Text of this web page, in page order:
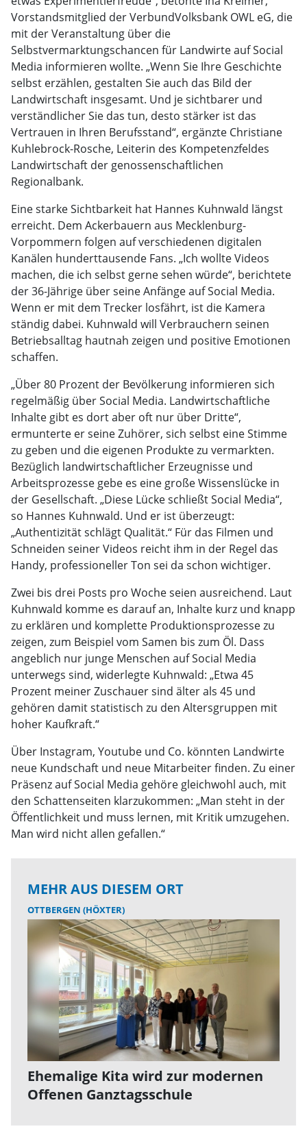
Vorstandsmitglied der VerbundVolksbank OWL eG, die
mit der Veranstaltung über die
Selbstvermarktungschancen für Landwirte auf Social
Media informieren wollte. „Wenn Sie Ihre Geschichte
selbst erzählen, gestalten Sie auch das Bild der
Landwirtschaft insgesamt. Und je sichtbarer und
verständlicher Sie das tun, desto stärker ist das
Vertrauen in Ihren Berufsstand“, ergänzte Christiane
Kuhlebrock-Rosche, Leiterin des Kompetenzfeldes
Landwirtschaft der genossenschaftlichen
Regionalbank.
Eine starke Sichtbarkeit hat Hannes Kuhnwald längst
erreicht. Dem Ackerbauern aus Mecklenburg-
Vorpommern folgen auf verschiedenen digitalen
Kanälen hunderttausende Fans. „Ich wollte Videos
machen, die ich selbst gerne sehen würde“, berichtete
der 36-Jährige über seine Anfänge auf Social Media.
Wenn er mit dem Trecker losfährt, ist die Kamera
ständig dabei. Kuhnwald will Verbrauchern seinen
Betriebsalltag hautnah zeigen und positive Emotionen
schaffen.
„Über 80 Prozent der Bevölkerung informieren sich
regelmäßig über Social Media. Landwirtschaftliche
Inhalte gibt es dort aber oft nur über Dritte“,
ermunterte er seine Zuhörer, sich selbst eine Stimme
zu geben und die eigenen Produkte zu vermarkten.
Bezüglich landwirtschaftlicher Erzeugnisse und
Arbeitsprozesse gebe es eine große Wissenslücke in
der Gesellschaft. „Diese Lücke schließt Social Media“,
so Hannes Kuhnwald. Und er ist überzeugt:
„Authentizität schlägt Qualität.“ Für das Filmen und
Schneiden seiner Videos reicht ihm in der Regel das
Handy, professioneller Ton sei da schon wichtiger.
Zwei bis drei Posts pro Woche seien ausreichend. Laut
Kuhnwald komme es darauf an, Inhalte kurz und knapp
zu erklären und komplette Produktionsprozesse zu
zeigen, zum Beispiel vom Samen bis zum Öl. Dass
angeblich nur junge Menschen auf Social Media
unterwegs sind, widerlegte Kuhnwald: „Etwa 45
Prozent meiner Zuschauer sind älter als 45 und
gehören damit statistisch zu den Altersgruppen mit
hoher Kaufkraft.“
Über Instagram, Youtube und Co. könnten Landwirte
neue Kundschaft und neue Mitarbeiter finden. Zu einer
Präsenz auf Social Media gehöre gleichwohl auch, mit
den Schattenseiten klarzukommen: „Man steht in der
Öffentlichkeit und muss lernen, mit Kritik umzugehen.
Man wird nicht allen gefallen.“
MEHR AUS DIESEM ORT
OTTBERGEN (HÖXTER)
Ehemalige Kita wird zur modernen
Offenen Ganztagsschule